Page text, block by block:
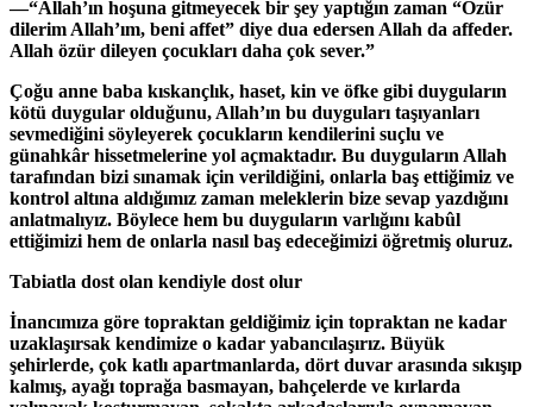
—“Allah’ın hoşuna gitmeyecek bir şey yaptığın zaman “Özür
dilerim Allah’ım, beni affet” diye dua edersen Allah da affeder.
Allah özür dileyen çocukları daha çok sever.”
Çoğu anne baba kıskançlık, haset, kin ve öfke gibi duyguların
kötü duygular olduğunu, Allah’ın bu duyguları taşıyanları
sevmediğini söyleyerek çocukların kendilerini suçlu ve
günahkâr hissetmelerine yol açmaktadır. Bu duyguların Allah
tarafından bizi sınamak için verildiğini, onlarla baş ettiğimiz ve
kontrol altına aldığımız zaman meleklerin bize sevap yazdığını
anlatmalıyız. Böylece hem bu duyguların varlığını kabûl
ettiğimizi hem de onlarla nasıl baş edeceğimizi öğretmiş oluruz.
Tabiatla dost olan kendiyle dost olur
İnancımıza göre topraktan geldiğimiz için topraktan ne kadar
uzaklaşırsak kendimize o kadar yabancılaşırız. Büyük
şehirlerde, çok katlı apartmanlarda, dört duvar arasında sıkışıp
kalmış, ayağı toprağa basmayan, bahçelerde ve kırlarda